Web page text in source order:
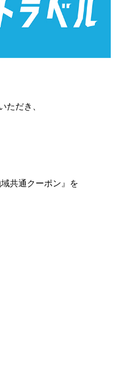
ただき、
共通クーポン』を